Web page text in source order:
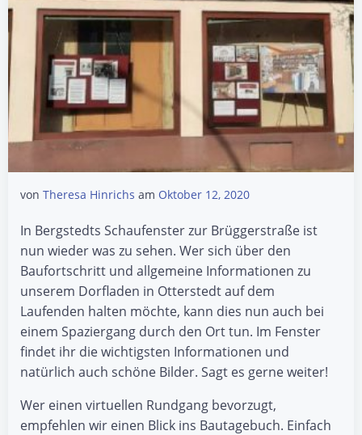
von Theresa Hinrichs am Oktober 12, 2020
In Bergstedts Schaufenster zur Brüggerstraße ist
nun wieder was zu sehen. Wer sich über den
Baufortschritt und allgemeine Informationen zu
unserem Dorfladen in Otterstedt auf dem
Laufenden halten möchte, kann dies nun auch bei
einem Spaziergang durch den Ort tun. Im Fenster
findet ihr die wichtigsten Informationen und
natürlich auch schöne Bilder. Sagt es gerne weiter!
Wer einen virtuellen Rundgang bevorzugt,
empfehlen wir einen Blick ins Bautagebuch. Einfach